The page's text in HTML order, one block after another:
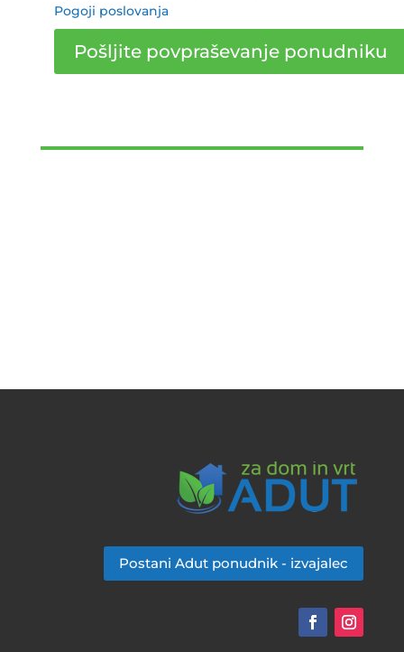
Pogoji poslovanja
Postani Adut ponudnik - izvajalec